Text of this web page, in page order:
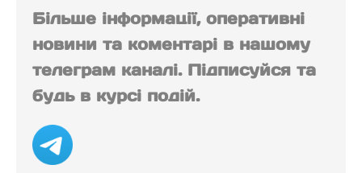
Більше інформації, оперативні
новини та коментарі в нашому
телеграм каналі. Підписуйся та
будь в курсі подій.